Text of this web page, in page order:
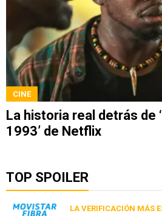
CINE
La historia real detrás de
1993’ de Netflix
TOP SPOILER
LA VERIFICACIÓN MÁS